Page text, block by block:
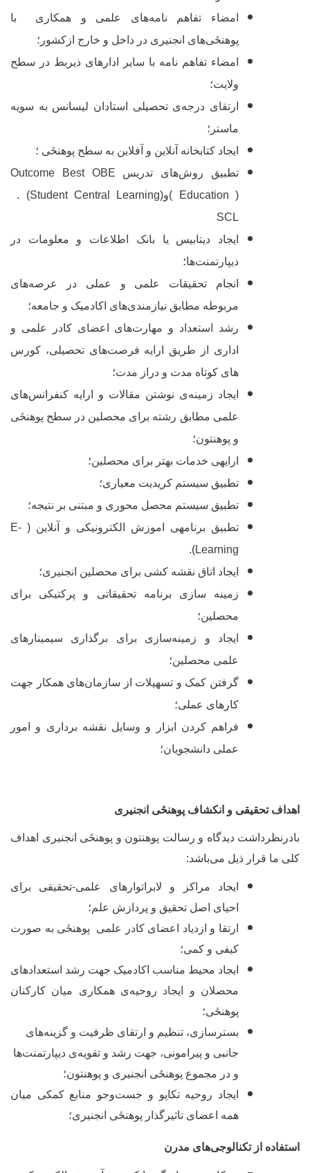
امضاء تفاهم نامه‌های علمی و همکاری با
پوهنځی‌های انجنیری در داخل و خارج ازکشور؛
امضاء تفاهم نامه با سایر ادارهای ذیربط در سطح
ولایت؛
ارتقای درجه ی تحصیلی استادان لیسانس به سویه
ماستر؛
ایجاد کتابخانه آنلاین و آفلاین به سطحپوهنځی؛
تطبیق روش‌های تدریسOBE
Outcome Best
Education )
(و
. (Student Central Learning)
SCL
ایجاد دیتابیس یا بانک اطلاعات و معلومات در
دیپارتمنت‌ها؛
انجام تحقیقات علمی و عملی در عرصه‌های
مربوطه مطابق نیازمندی‌های اکادمیک و جامعه؛
رشد استعداد و مهارت‌های اعضای کادر علمی و
اداری از طریق ارایه فرصت‌های تحصیلی، کورس
های کوتاه مدت و دراز مدت؛
ایجاد زمینهی نوشتن مقالات و ارایه کنفرانس‌های
علمی مطابق رشته برای محصلین در سطحپوهنځی
و پوهنتون؛
ارایه‏ی خدمات بهتر برای محصلین؛
تطبیق سیستم کریدیت معیاری؛
تطبیق سیستم محصل محوری و مبتنی بر نتیجه؛
تطبیق برنامه‏ی اموزش الکترونیکی و آنلاین ( E-
Learning
).
ایجاد اتاق نقشه کشی برای محصلین انجنیری؛
زمینه سازی برنامه تحقیقاتی و پرکتیکی برای
محصلین؛
ایجاد و زمینه‌سازی برای برگذاری سیمینارهای
علمی محصلین؛
گرفتن کمک و تسهیلات از سازمان‌های همکار جهت
کارهای عملی؛
فراهم کردن ابزار و وسایل نقشه برداری و امور
عملی دانشجویان؛
تحقیقی و انکشاف پوهنځی انجنیری
دیدگاه و رسالت پوهنتون و پوهنځی انجنیری اهداف
ما قرار ذیل میباشد:
ایجاد مراکز و لابراتوارهای علمی-تحقیقی برای
احیای اصل تحقیق و پردازش علم؛
ارتقا و ازدیاد اعضای کادر علمی پوهنځی به صورت
کیفی و کمی؛
ایجاد محیط مناسب اکادمیک جهت رشد استعدادهای
محصلان و ایجاد روحیهی همکاری میان کارکنان
پوهنځی؛
بسترسازی، تنظیم و ارتقای ظرفیت و گزینه‌های
جانبی و پیرامونی، جهت رشد و تقویهی دیپارتمنت‌ها
و در مجموع پوهنځی انجنیری و پوهنتون؛
ایجاد روحیه تکاپو و جست‌وجو منابع کمکی میان
همه اعضای تاثیرگذار پوهنځی انجنیری؛
از تکنالوجیهای مدرن